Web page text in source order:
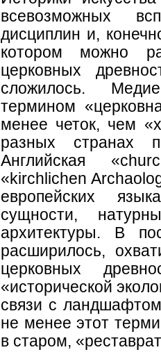
всевозможных
дисциплин и,
котором можно
церковных
сложилось.
термином
менее четок, чем
разных странах
Английская
«kirchlichen
европейских
сущности,
архитектуры. В
расширилось,
церковных
«исторической
связи с
не менее этот
в старом,